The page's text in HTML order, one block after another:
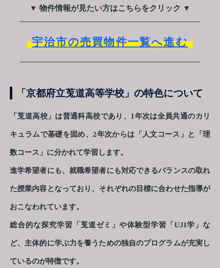
▼ 物件情報が見たい方はこちらをクリック ▼
宇治市の売買物件一覧へ進む
「京都府立莵道高等学校」の特色について
「莵道高校」は普通科高校であり、1年次は全員共通のカリ
キュラムで基礎を固め、2年次からは「人文コース」と「理
数コース」に分かれて学習します。
進学希望者にも、就職希望者にも対応できるバランスの取れ
た授業内容となっており、それぞれの目標に合わせた指導が
おこなわれています。
総合的な探究学習「莵道ゼミ」や体験型学習「UJI学」な
ど、主体的に学ぶ力を養うための独自のプログラムが充実し
ているのが特徴です。